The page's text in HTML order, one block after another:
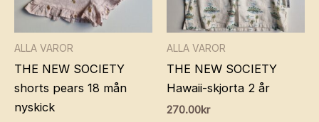
ALLA VAROR
THE NEW SOCIETY
shorts pears 18 mån
nyskick
ALLA VAROR
THE NEW SOCIETY
Hawaii-skjorta 2 år
270.00kr